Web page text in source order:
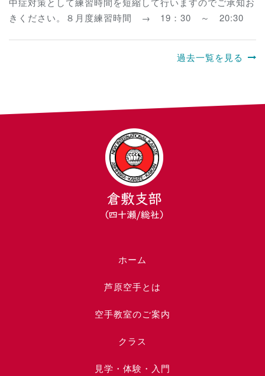
きください。８月度練習時間 → 19：30 ～ 20:30
過去一覧を見る
ホーム
芦原空手とは
空手教室のご案内
クラス
見学・体験・入門